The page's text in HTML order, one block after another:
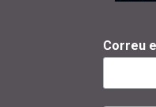
Correu